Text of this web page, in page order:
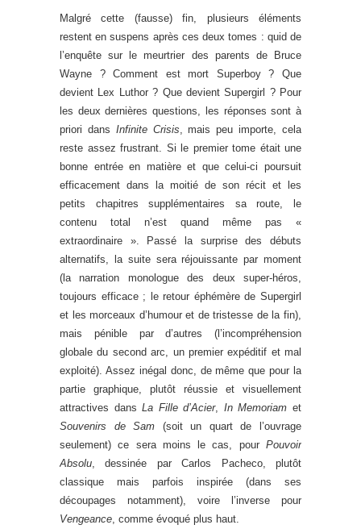
Malgré cette (fausse) fin, plusieurs éléments
restent en suspens après ces deux tomes : quid de
l’enquête sur le meurtrier des parents de Bruce
Wayne ? Comment est mort Superboy ? Que
devient Lex Luthor ? Que devient Supergirl ? Pour
les deux dernières questions, les réponses sont à
priori dans Infinite Crisis , mais peu importe, cela
reste assez frustrant. Si le premier tome était une
bonne entrée en matière et que celui-ci poursuit
efficacement dans la moitié de son récit et les
petits chapitres supplémentaires sa route, le
contenu total n’est quand même pas «
extraordinaire ». Passé la surprise des débuts
alternatifs, la suite sera réjouissante par moment
(la narration monologue des deux super-héros,
toujours efficace ; le retour éphémère de Supergirl
et les morceaux d’humour et de tristesse de la fin),
mais pénible par d’autres (l’incompréhension
globale du second arc, un premier expéditif et mal
exploité). Assez inégal donc, de même que pour la
partie graphique, plutôt réussie et visuellement
attractives dansLa Fille d’Acier, In Memoriam et
Souvenirs de Sam (soit un quart de l’ouvrage
seulement) ce sera moins le cas, pour Pouvoir
Absolu , dessinée par Carlos Pacheco, plutôt
classique mais parfois inspirée (dans ses
découpages notamment), voire l’inverse pour
Vengeance , comme évoqué plus haut.